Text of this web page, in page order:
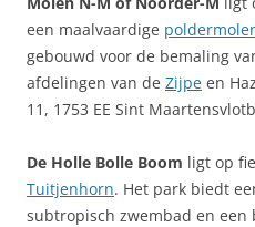
een maalvaardige
gebouwd voor de bemaling
afdelingen van de Zijpe en
11, 1753 EE Sint
De Holle Bolle Boom ligt op
Tuitjenhorn. Het park biedt
subtropisch zwembad en